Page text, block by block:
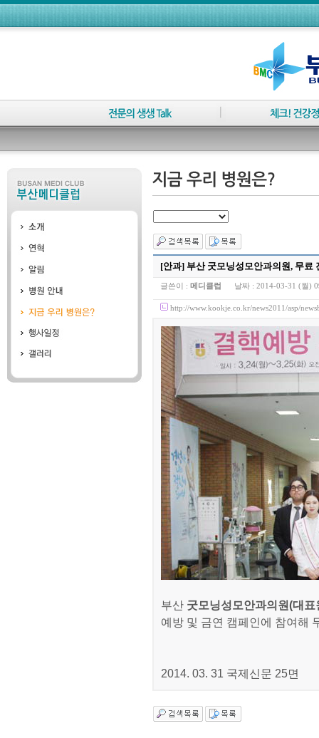
[안과] 부산 굿모닝성모안과의원, 무료
글쓴이 : 메디클럽 날짜 : 2014-03-31 (월)
http://www.kookje.co.kr/news2011/asp/
부산 굿모닝성모안과의원(대표
예방 및 금연 캠페인에 참여해
2014. 03. 31 국제신문 25면